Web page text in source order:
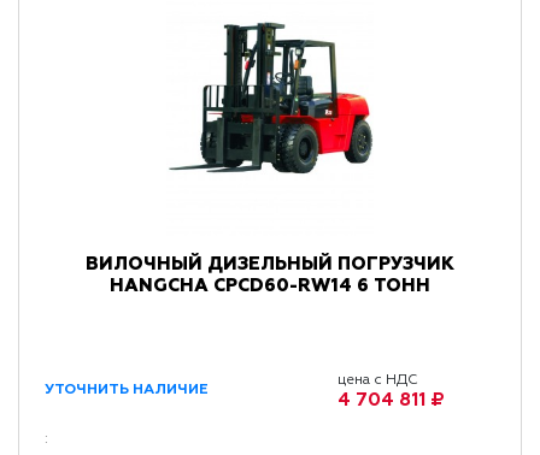
ВИЛОЧНЫЙ ДИЗЕЛЬНЫЙ ПОГРУЗЧИК
HANGCHA CPCD60-RW14 6 ТОНН
УТОЧНИТЬ НАЛИЧИЕ
цена с НДС
4 704 811 ₽
: